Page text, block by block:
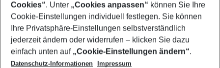
Footer
Footer navigation
Title A
Cookies“. Unter „Cookies anpassen“ können Sie Ihre
Cookie-Einstellungen individuell festlegen. Sie können
Ihre Privatsphäre-Einstellungen selbstverständlich
jederzeit ändern oder widerrufen – klicken Sie dazu
einfach unten auf „Cookie-Einstellungen ändern“.
Datenschutz-Informationen
Impressum